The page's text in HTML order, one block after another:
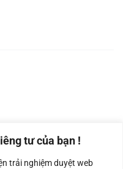
tư của bạn !
trải nghiệm duyệt web